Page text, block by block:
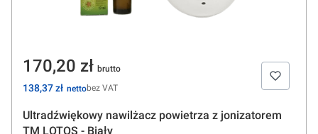
Ultradźwiękowy nawilżacz powietrza z jonizatorem
TM LOTOS - Biały
Cena
170,20 zł
Cena
138,37 zł bez VAT